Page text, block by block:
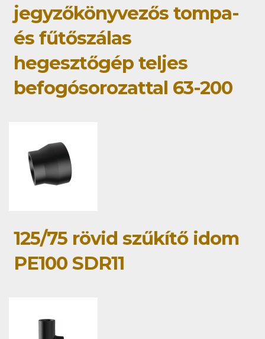
jegyzőkönyvezős tompa-
és fűtőszálas
hegesztőgép teljes
befogósorozattal 63-200
125/75 rövid szűkítő idom
PE100 SDR11